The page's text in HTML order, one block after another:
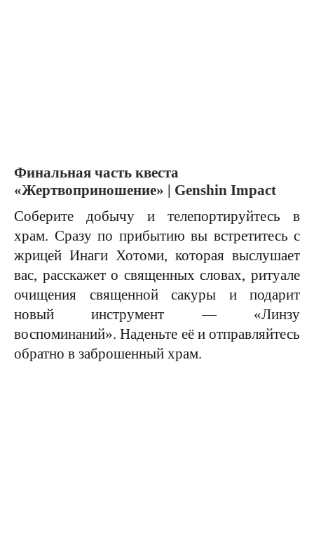
Финальная часть квеста
«Жертвоприношение» | Genshin Impact
Соберите добычу и телепортируйтесь в
храм. Сразу по прибытию вы встретитесь с
жрицей Инаги Хотоми, которая выслушает
вас, расскажет о священных словах, ритуале
очищения священной сакуры и подарит
новый инструмент — «Линзу
воспоминаний». Наденьте её и отправляйтесь
обратно в заброшенный храм.